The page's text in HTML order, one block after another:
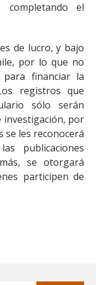
el
de lucro, y bajo
por lo que no
para financiar la
registros que
sólo serán
investigación, por
se les reconocerá
publicaciones
se otorgará
participen de